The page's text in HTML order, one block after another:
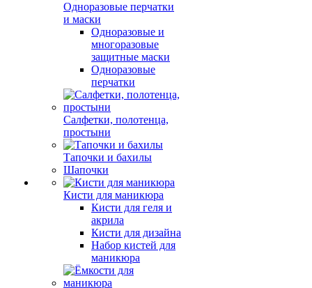
Одноразовые перчатки
и маски
Одноразовые и
многоразовые
защитные маски
Одноразовые
перчатки
Салфетки, полотенца,
простыни
Тапочки и бахилы
Шапочки
Кисти для маникюра
Кисти для геля и
акрила
Кисти для дизайна
Набор кистей для
маникюра